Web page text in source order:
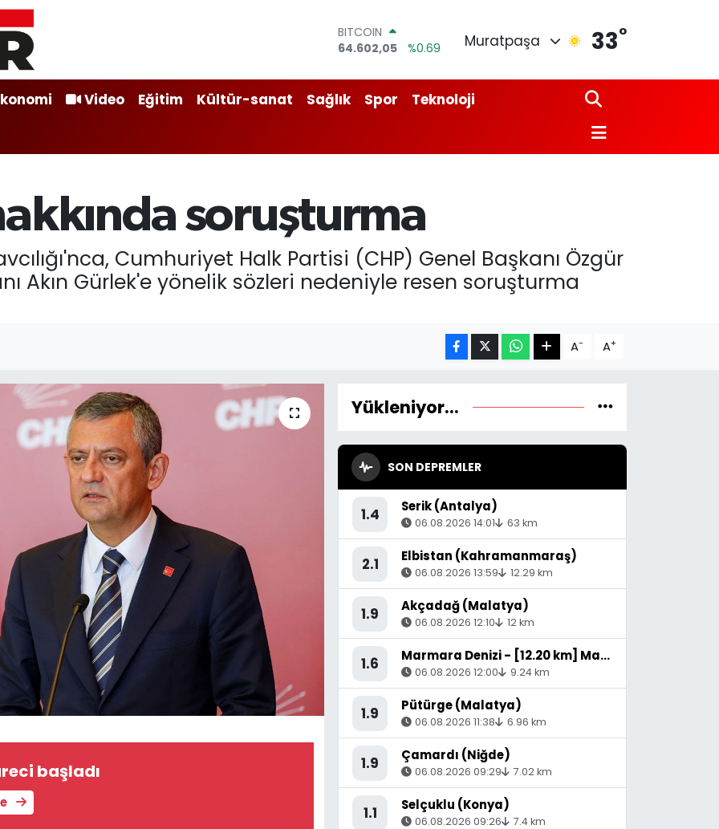
BITCOIN
64.602,05
%0.69
47,5986
%0.06
EURO
55,0700
13.768
%48
Muratpaşa 33°
Video Eğitim Kültür-sanat Sağlık Spor
Teknoloji
soruşturma
Cumhuriyet Halk Partisi (CHP) Genel Başkanı Özgür
Akın Gürlek'e yönelik sözleri nedeniyle resen soruşturma
A- A+
başladı
Yükleniyor...
SON DEPREMLER
1.4 Serik (Antalya)
06.08.2026 14:01 63 km
2.1 Elbistan (Kahramanmaraş)
06.08.2026 13:59 12.29 km
1.9 Akçadağ (Malatya)
06.08.2026 12:10 12 km
1.6 Marmara Denizi - [12.20 km] Marmara (Balıkesir)
06.08.2026 12:00 9.24 km
1.9 Pütürge (Malatya)
06.08.2026 11:38 6.96 km
1.9 Çamardı (Niğde)
06.08.2026 09:29 7.02 km
1.1 Selçuklu (Konya)
06.08.2026 09:26 7.4 km